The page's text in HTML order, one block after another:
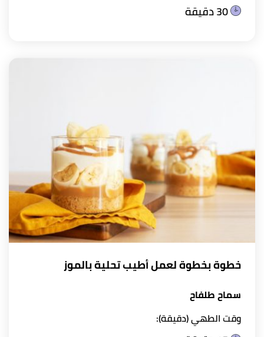
خطوة بخطوة لعمل أطيب تحلية بالموز
سماح طلفاح
وقت الطهي (دقيقة):